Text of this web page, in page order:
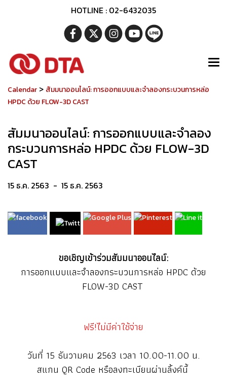
HOTLINE : 02-6432035
Calendar > สัมมนาออนไลน์: การออกแบบและจำลองกระบวนการหล่อ
HPDC ด้วย FLOW-3D CAST
สัมมนาออนไลน์: การออกแบบและจำลอง
กระบวนการหล่อ HPDC ด้วย FLOW-3D
CAST
15 ธ.ค. 2563 - 15 ธ.ค. 2563
ขอเชิญเข้าร่วมสัมมนาออนไลน์:
การออกแบบและจำลองกระบวนการหล่อ HPDC ด้วย
FLOW-3D CAST
ฟรี!ไม่มีค่าใช้จ่าย
วันที่ 15 ธันวามคม 2563 เวลา 10.00-11.00 น.
สแกน QR Code หรือลงทะเบียนผ่านลิ้งค์นี้